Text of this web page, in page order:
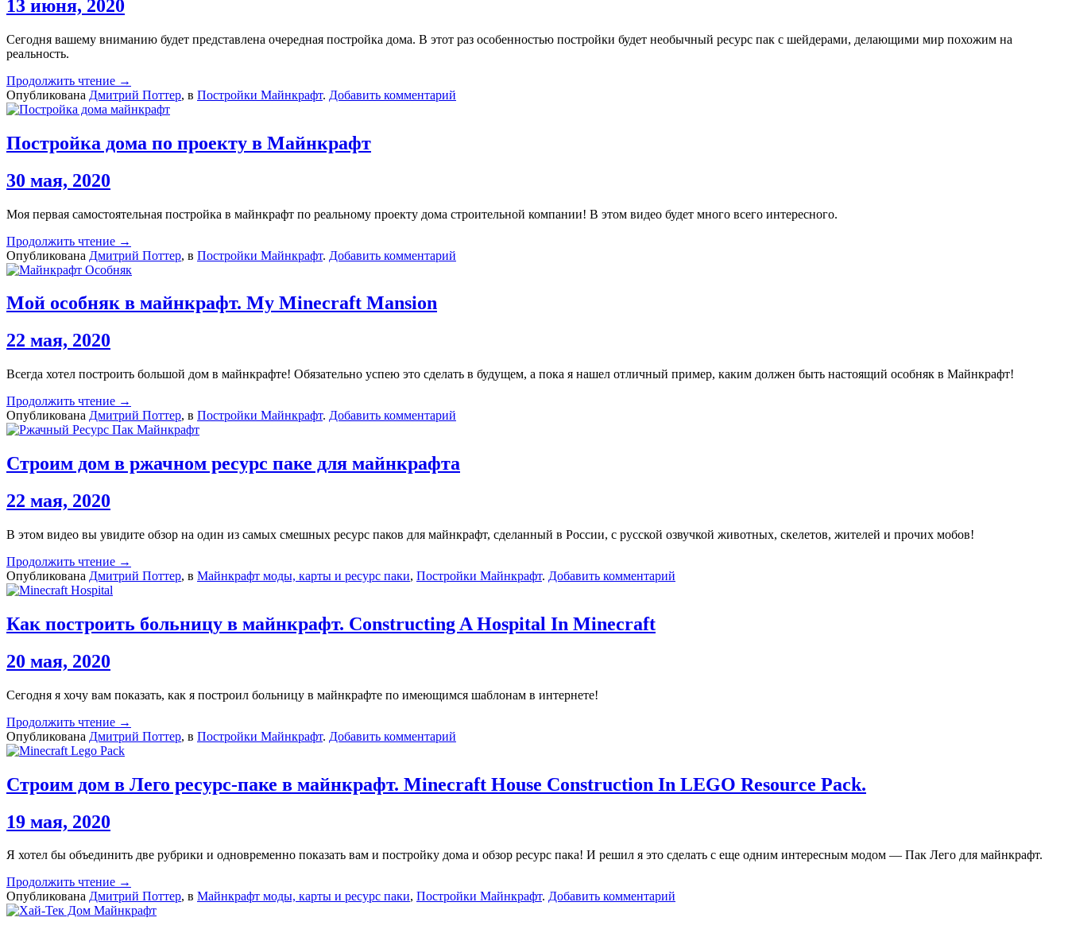
13 июня, 2020
Сегодня вашему вниманию будет представлена очередная постройка дома. В этот раз особенностью постройки будет необычный ресурс пак с шейдерами, делающими мир похожим на
реальность.
Продолжить чтение →
Опубликована Дмитрий Поттер, в Постройки Майнкрафт. Добавить комментарий
Постройка дома по проекту в Майнкрафт
30 мая, 2020
Моя первая самостоятельная постройка в майнкрафт по реальному проекту дома строительной компании! В этом видео будет много всего интересного.
Продолжить чтение →
Опубликована Дмитрий Поттер, в Постройки Майнкрафт. Добавить комментарий
Мой особняк в майнкрафт. My Minecraft Mansion
22 мая, 2020
Всегда хотел построить большой дом в майнкрафте! Обязательно успею это сделать в будущем, а пока я нашел отличный пример, каким должен быть настоящий особняк в Майнкрафт!
Продолжить чтение →
Опубликована Дмитрий Поттер, в Постройки Майнкрафт. Добавить комментарий
Строим дом в ржачном ресурс паке для майнкрафта
22 мая, 2020
В этом видео вы увидите обзор на один из самых смешных ресурс паков для майнкрафт, сделанный в России, с русской озвучкой животных, скелетов, жителей и прочих мобов!
Продолжить чтение →
Опубликована Дмитрий Поттер, в Майнкрафт моды, карты и ресурс паки, Постройки Майнкрафт. Добавить комментарий
Как построить больницу в майнкрафт. Constructing A Hospital In Minecraft
20 мая, 2020
Сегодня я хочу вам показать, как я построил больницу в майнкрафте по имеющимся шаблонам в интернете!
Продолжить чтение →
Опубликована Дмитрий Поттер, в Постройки Майнкрафт. Добавить комментарий
Строим дом в Лего ресурс-паке в майнкрафт. Minecraft House Construction In LEGO Resource Pack.
19 мая, 2020
Я хотел бы объединить две рубрики и одновременно показать вам и постройку дома и обзор ресурс пака! И решил я это сделать с еще одним интересным модом — Пак Лего для майнкрафт.
Продолжить чтение →
Опубликована Дмитрий Поттер, в Майнкрафт моды, карты и ресурс паки, Постройки Майнкрафт. Добавить комментарий